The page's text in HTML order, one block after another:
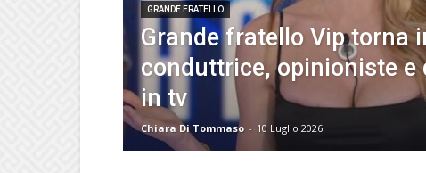
GRANDE FRATELLO
Grande fratello Vip torna
conduttrice, opinioniste e
in tv
Chiara Di Tommaso - 10 Luglio 2026